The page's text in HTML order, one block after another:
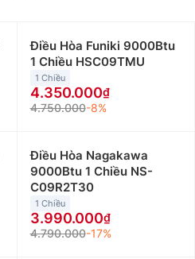
Điều Hòa Funiki 9000Btu
1 Chiều HSC09TMU
1 Chiều
4.350.000
4.750.000-8%
Điều Hòa Nagakawa
9000Btu 1 Chiều NS-
C09R2T30
1 Chiều
3.990.000
4.790.000-17%